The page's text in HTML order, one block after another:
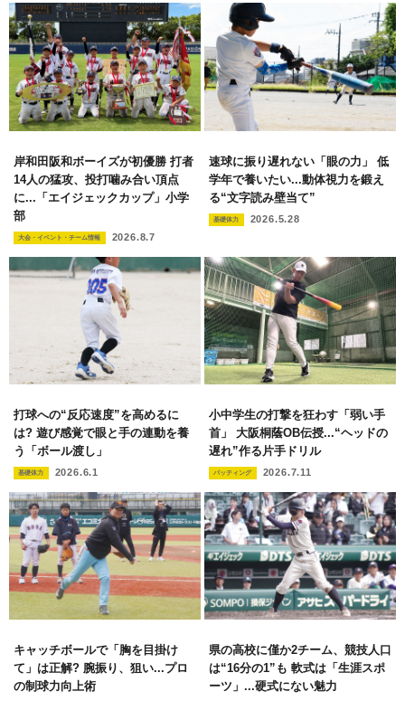
岸和田阪和ボーイズが初優勝 打者
14人の猛攻、投打噛み合い頂点
に...「エイジェックカップ」小学
部
大会・イベント・チーム情報 2026.8.7
速球に振り遅れない「眼の力」 低
学年で養いたい...動体視力を鍛え
る“文字読み壁当て”
基礎体力 2026.5.28
打球への“反応速度”を高めるに
は? 遊び感覚で眼と手の連動を養
う「ボール渡し」
基礎体力 2026.6.1
小中学生の打撃を狂わす「弱い手
首」 大阪桐蔭OB伝授...“ヘッドの
遅れ”作る片手ドリル
バッティング 2026.7.11
キャッチボールで「胸を目掛け
て」は正解? 腕振り、狙い...プロ
の制球力向上術
県の高校に僅か2チーム、競技人口
は“16分の1”も 軟式は「生涯スポ
ーツ」...硬式にない魅力